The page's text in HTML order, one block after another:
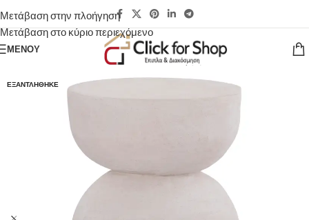
Μετάβαση στην πλοήγηση
Μετάβαση στο κύριο περιεχόμενο
ΜΕΝΟΎ
ΕΞΑΝΤΛΉΘΗΚΕ